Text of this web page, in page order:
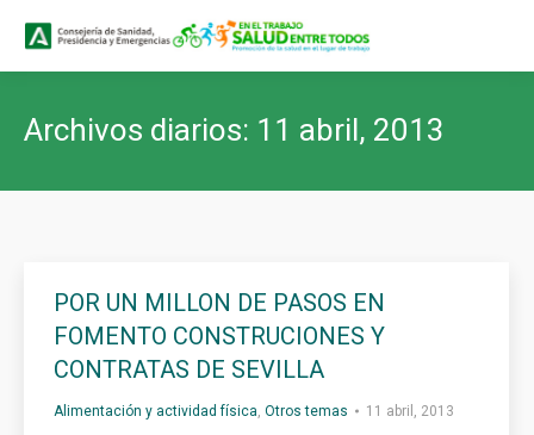
Archivos diarios: 11 abril, 2013
POR UN MILLON DE PASOS EN
FOMENTO CONSTRUCIONES Y
CONTRATAS DE SEVILLA
Alimentación y actividad física, Otros temas 11 abril, 2013